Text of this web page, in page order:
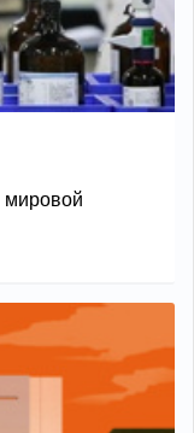
мировой